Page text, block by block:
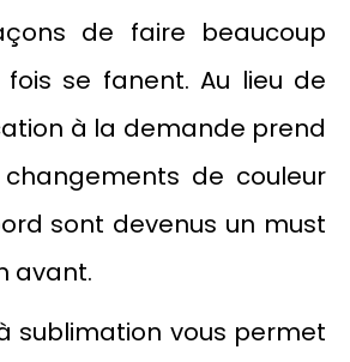
de faire beaucoup
se fanent. Au lieu de
à la demande prend
de couleur
sont devenus un must
avant.
sublimation vous permet